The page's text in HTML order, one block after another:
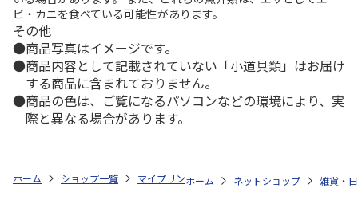
ビ・カニを食べている可能性があります。
その他
商品写真はイメージです。
商品内容として記載されていない「小道具類」はお届け
する商品に含まれておりません。
商品の色は、ご覧になるパソコンなどの環境により、実
際と異なる場合があります。
ホーム ショップ一覧 マイプリント シルエットプレート【フレン
ホーム ネットショップ 雑貨・